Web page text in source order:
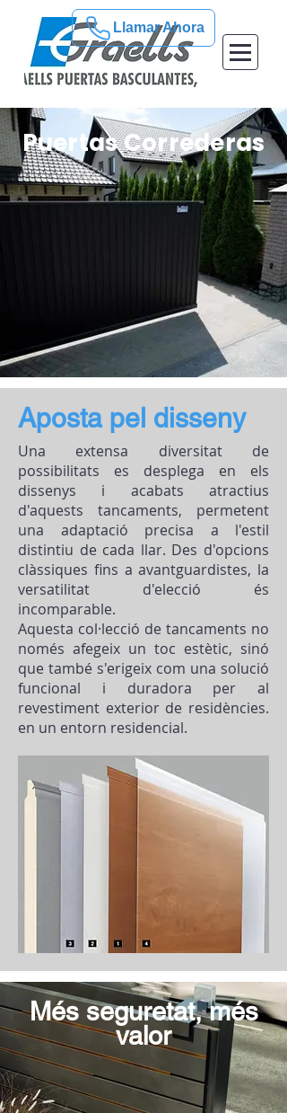
Llamar Ahora
Puertas Correderas
Aposta pel disseny
Una extensa diversitat de
possibilitats es desplega en els
dissenys i acabats atractius
d'aquests tancaments, permetent
una adaptació precisa a l'estil
distintiu de cada llar. Des d'opcions
clàssiques fins a avantguardistes, la
versatilitat d'elecció és
incomparable.
Aquesta col·lecció de tancaments no
només afegeix un toc estètic, sinó
que també s'erigeix com una solució
funcional i duradora per al
revestiment exterior de residències.
en un entorn residencial.
Més seguretat, més
valor